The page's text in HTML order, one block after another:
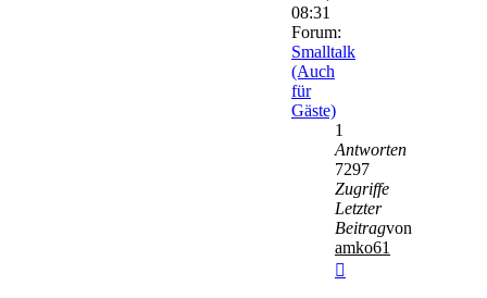
08:31
Forum:
Smalltalk
(Auch
für
Gäste)
1
Antworten
7297
Zugriffe
Letzter
Beitragvon
amko61